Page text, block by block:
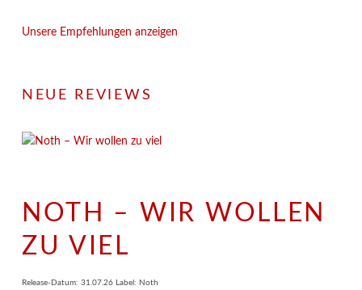
Unsere Empfehlungen anzeigen
NEUE REVIEWS
NOTH – WIR WOLLEN
ZU VIEL
Release-Datum: 31.07.26 Label: Noth